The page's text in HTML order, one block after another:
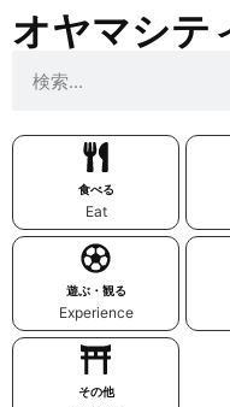
オヤマシテ
食べる
Eat
遊ぶ・観る
Experience
その他